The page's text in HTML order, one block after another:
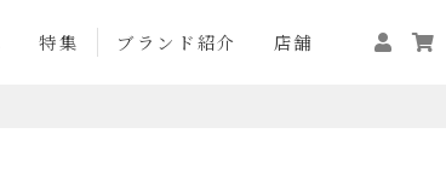
特集 ブランド紹介 店舗